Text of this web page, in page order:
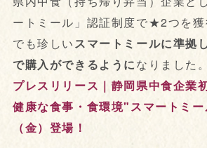
ートミール」認証制度で★2つを獲
でも珍しいスマートミールに準拠
で購入ができるようになりました。
プレスリリース｜静岡県中食企業
健康な食事・食環境"スマートミ
（金）登場！